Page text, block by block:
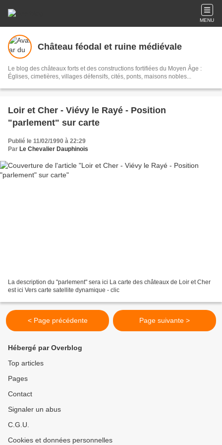
MENU
Château féodal et ruine médiévale
Le blog des châteaux forts et des constructions fortifiées du Moyen Âge :
Églises, cimetières, villages défensifs, cités, ponts, maisons nobles...
Loir et Cher - Viévy le Rayé - Position
"parlement" sur carte
Publié le 11/02/1990 à 22:29
Par Le Chevalier Dauphinois
La description du "parlement" sera ici La carte des châteaux de Loir et Cher
est ici Vers carte satellite dynamique - clic
< Page précédente Page suivante >
Hébergé par Overblog
Top articles
Pages
Contact
Signaler un abus
C.G.U.
Cookies et données personnelles